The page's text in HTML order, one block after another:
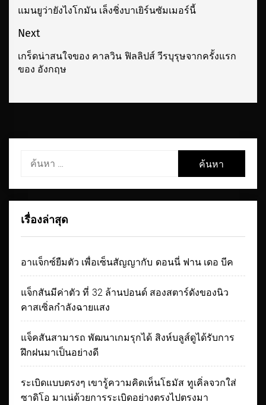
นำทาง
เรื่อง
Previous
แมนยูว่ายังไงโกมัน เล็งชิ่งบาเยิร์นซัมเมอร์นี้
Next
Next
post:
เกร็ดน่าสนใจของ คาลวิน ฟิลลิปส์ วีรบุรุษจากครั้งแรก
ของ อังกฤษ
ค้นหา
เรื่องล่าสุด
อาแจ็กซ์ยืมตัว เพื่อเซ็นสัญญากับ ดอนนี่ ฟาน เดอ บีค
แจ็กสันมีค่าตัว ที่ 32 ล้านปอนด์ สองสตาร์ดังของนิว
คาสเซิ่ลกำลังฉายแสง
แจ็คสันสามารถ พัฒนาเกมรุกได้ สิงห์บลูส์ดูได้รับการ
ฝึกฝนมาเป็นอย่างดี
ระเบิดแบบตรงๆ เขารู้ความคิดเห็นโธมัส ทูเคิ่ลจวกใส่
ซาดิโอ มาเน่ด้วยการระเบิดอย่างตรงไปตรงมา